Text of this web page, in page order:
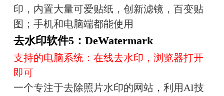
印，内置大量可爱贴纸，创新滤镜，百变贴
图；手机和电脑端都能使用
去水印软件5：DeWatermark
支持的电脑系统：在线去水印，浏览器打开
即可
一个专注于去除照片水印的网站，利用AI技